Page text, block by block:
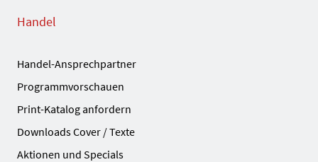
Handel
Handel-Ansprechpartner
Programmvorschauen
Print-Katalog anfordern
Downloads Cover / Texte
Aktionen und Specials